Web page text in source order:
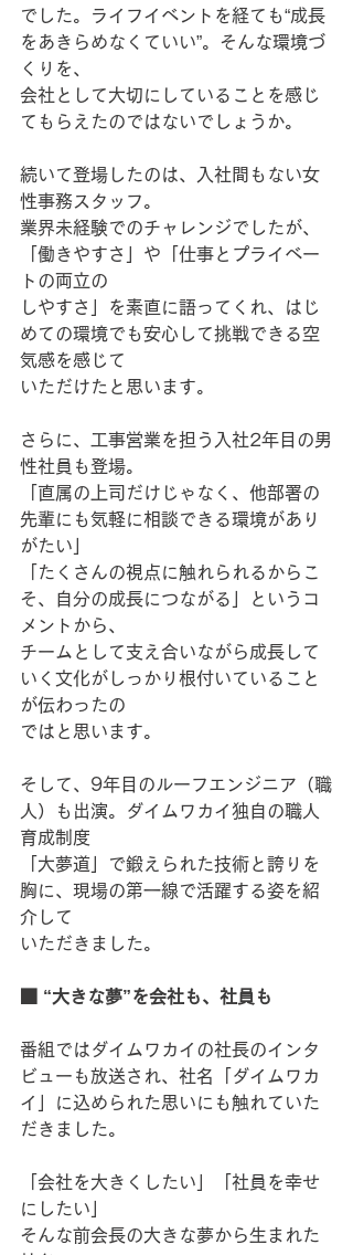
でした。ライフイベントを経ても“成長
をあきらめなくていい”。そんな環境づ
くりを、
会社として大切にしていることを感じ
てもらえたのではないでしょうか。
続いて登場したのは、入社間もない女
性事務スタッフ。
業界未経験でのチャレンジでしたが、
「働きやすさ」や「仕事とプライベー
トの両立の
しやすさ」を素直に語ってくれ、はじ
めての環境でも安心して挑戦できる空
気感を感じて
いただけたと思います。
さらに、工事営業を担う入社2年目の男
性社員も登場。
「直属の上司だけじゃなく、他部署の
先輩にも気軽に相談できる環境があり
がたい」
「たくさんの視点に触れられるからこ
そ、自分の成長につながる」というコ
メントから、
チームとして支え合いながら成長して
いく文化がしっかり根付いていること
が伝わったの
ではと思います。
そして、9年目のルーフエンジニア（職
人）も出演。ダイムワカイ独自の職人
育成制度
「大夢道」で鍛えられた技術と誇りを
胸に、現場の第一線で活躍する姿を紹
介して
いただきました。
■ “大きな夢”を会社も、社員も
番組ではダイムワカイの社長のインタ
ビューも放送され、社名「ダイムワカ
イ」に込められた思いにも触れていた
だきました。
「会社を大きくしたい」「社員を幸せ
にしたい」
そんな前会長の大きな夢から生まれた